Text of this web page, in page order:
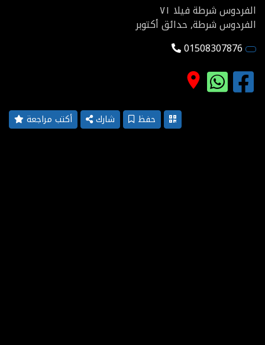
الفردوس شرطة فيلا ٧١
الفردوس شرطة, حدائق أكتوبر
01508307876
place
أكتب مراجعة شارك حفظ